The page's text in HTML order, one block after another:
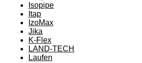
Isopipe
Itap
IzoMax
Jika
K-Flex
LAND-TECH
Laufen